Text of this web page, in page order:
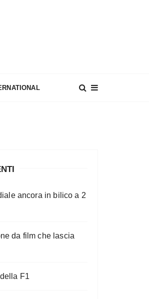
ancora in bilico a 2
da film che lascia
F1